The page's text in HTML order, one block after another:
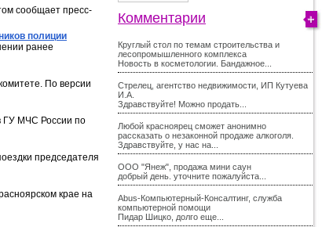
сообщает пресс-
полиции
ранее
По версии
ГУ МЧС России по
председателя
крае на
Комментарии
Круглый стол по темам строительства и
лесопромышленного комплекса
Новость в косметологии. Бандажное...
Стрелец, агентство недвижимости, ИП Кутуева
И.А.
Здравствуйте! Можно продать...
Любой красноярец сможет анонимно
рассказать о незаконной продаже алкоголя.
Здравствуйте, у нас на...
ООО "Янеж", продажа мини саун
добрый день. уточните пожалуйста...
Abus-Компьютерный-Консалтинг, служба
компьютерной помощи
Пидар Шицко, долго еще...